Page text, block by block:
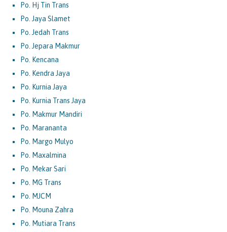
Po. Hj Tin Trans
Po. Jaya Slamet
Po. Jedah Trans
Po. Jepara Makmur
Po. Kencana
Po. Kendra Jaya
Po. Kurnia Jaya
Po. Kurnia Trans Jaya
Po. Makmur Mandiri
Po. Marananta
Po. Margo Mulyo
Po. Maxalmina
Po. Mekar Sari
Po. MG Trans
Po. MJCM
Po. Mouna Zahra
Po. Mutiara Trans